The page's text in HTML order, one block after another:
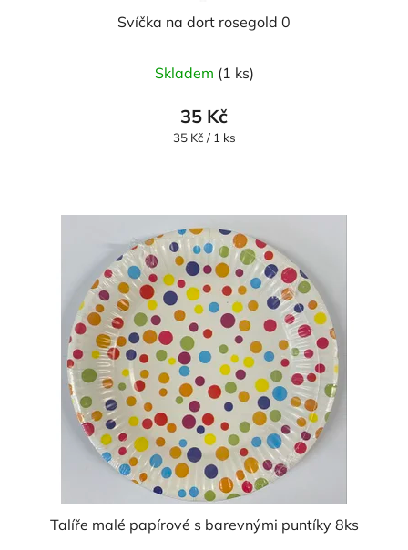
Svíčka na dort rosegold 0
Skladem (1 ks)
35 Kč
Měrná
35 Kč / 1 ks
Talíře malé papírové s barevnými puntíky 8ks